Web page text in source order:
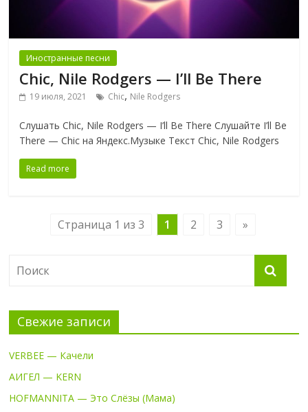
Иностранные песни
Chic, Nile Rodgers — I’ll Be There
19 июля, 2021 Chic, Nile Rodgers
Слушать Chic, Nile Rodgers — I’ll Be There Слушайте I’ll Be
There — Chic на Яндекс.Музыке Текст Chic, Nile Rodgers
Read more
Страница 1 из 3 1 2 3 »
Свежие записи
VERBEE — Качели
АИГЕЛ — KERN
HOFMANNITA — Это Слёзы (Мама)